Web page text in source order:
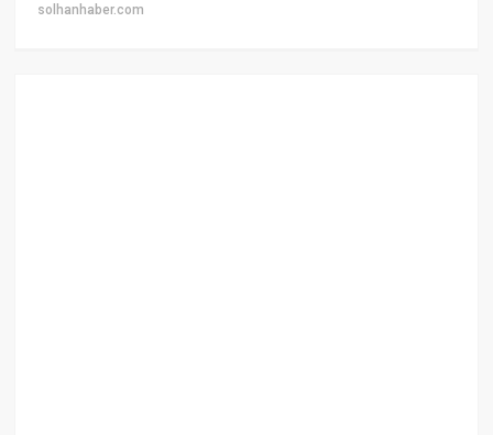
solhanhaber.com